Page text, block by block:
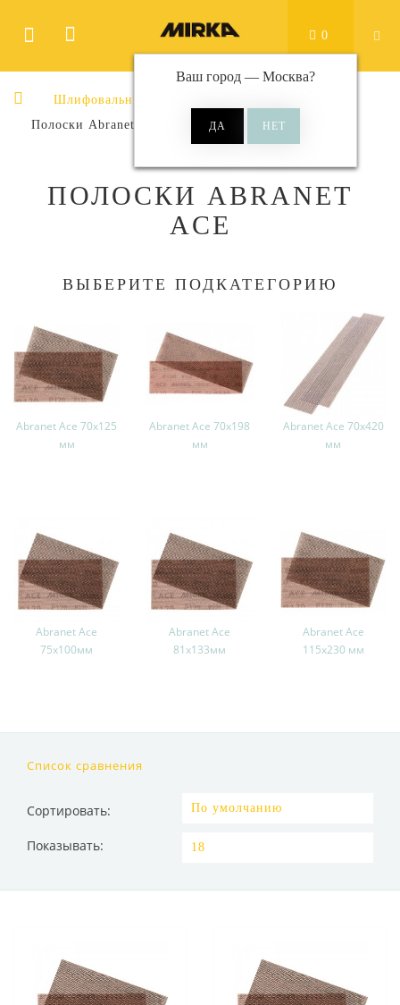
Ваш город — Москва?
0
Шлифовальные материалы
Полоски Abranet Ace
ПОЛОСКИ ABRANET
ACE
ВЫБЕРИТЕ ПОДКАТЕГОРИЮ
Abranet Ace 70x125
мм
Abranet Ace 70x198
мм
Abranet Ace 70x420
мм
Abranet Ace
75x100мм
Abranet Ace
81x133мм
Abranet Ace
115x230 мм
Список сравнения
Сортировать:
Показывать: